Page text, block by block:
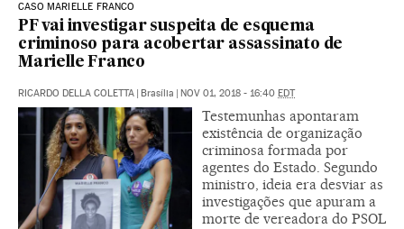
CASO MARIELLE FRANCO
PF vai investigar suspeita de esquema
criminoso para acobertar assassinato de
Marielle Franco
RICARDO DELLA COLETTA | Brasília | NOV 01, 2018 - 16:40 EDT
Testemunhas apontaram
existência de organização
criminosa formada por
agentes do Estado. Segundo
ministro, ideia era desviar as
investigações que apuram a
morte de vereadora do PSOL